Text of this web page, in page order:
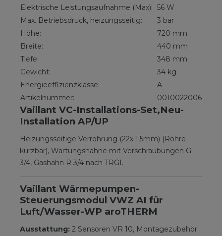
Elektrische Leistungsaufnahme (Max): 56 W
Max. Betriebsdruck, heizungsseitig:
3 bar
Höhe:
720 mm
Breite:
440 mm
Tiefe:
348 mm
Gewicht:
34 kg
Energieeffizienzklasse:
A
Artikelnummer:
0010022006
Vaillant VC-Installations-Set,Neu-
Installation AP/UP
Heizungsseitige Verrohrung (22x 1,5mm) (Rohre
kürzbar), Wartungshähne mit Verschraubungen G
3/4, Gashahn R 3/4 nach TRGI.
Vaillant Wärmepumpen-
Steuerungsmodul VWZ AI für
Luft/Wasser-WP aroTHERM
Ausstattung: 2 Sensoren VR 10, Montagezubehör